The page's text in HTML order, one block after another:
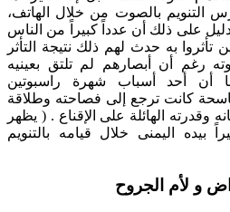
التنويم بالصوت من خلال الهاتف،
على ذلك أن عدداً كبيراً من الناس
تأثروا به حدث لهم ذلك نتيجة التأثر
رغم أن أبصارهم لم تلتق بعينيه
أن أحد أسباب شهرة راسبوتين
كانت ترجع إلى فصاحته وطلاقة
وقدرته الهائلة على الإقناع . ( يظهر
اليمنى خلال قيامه بالتنويم